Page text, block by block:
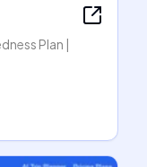
Plan |